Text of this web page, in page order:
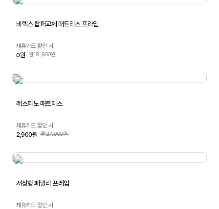
비렉스 탑퍼교체 매트리스 프라임
제휴카드 할인 시
0원 월19,900원
레스티노 매트리스
제휴카드 할인 시
2,900원 월27,900원
저상형 패밀리 프레임
제휴카드 할인 시